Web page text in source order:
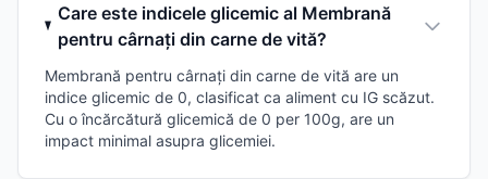
Care este indicele glicemic al Membrană
pentru cârnați din carne de vită?
Membrană pentru cârnați din carne de vită are un
indice glicemic de 0, clasificat ca aliment cu IG scăzut.
Cu o încărcătură glicemică de 0 per 100g, are un
impact minimal asupra glicemiei.